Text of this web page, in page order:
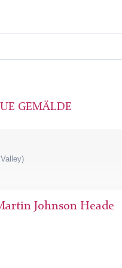
GEMÄLDE
Johnson Heade